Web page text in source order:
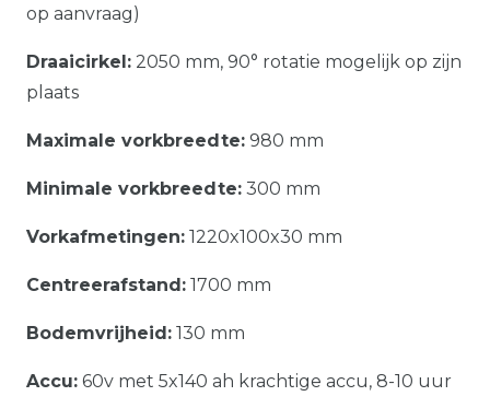
op aanvraag)
Draaicirkel: 2050 mm, 90° rotatie mogelijk op zijn
plaats
Maximale vorkbreedte: 980 mm
Minimale vorkbreedte: 300 mm
Vorkafmetingen: 1220x100x30 mm
Centreerafstand: 1700 mm
Bodemvrijheid: 130 mm
Accu: 60v met 5x140 ah krachtige accu, 8-10 uur